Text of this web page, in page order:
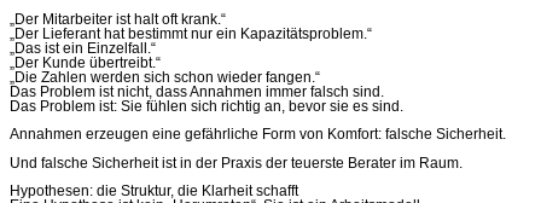
„Der Mitarbeiter ist halt oft krank.“
„Der Lieferant hat bestimmt nur ein Kapazitätsproblem.“
„Das ist ein Einzelfall.“
„Der Kunde übertreibt.“
„Die Zahlen werden sich schon wieder fangen.“
Das Problem ist nicht, dass Annahmen immer falsch sind.
Das Problem ist: Sie fühlen sich richtig an, bevor sie es sind.
Annahmen erzeugen eine gefährliche Form von Komfort: falsche Sicherheit.
Und falsche Sicherheit ist in der Praxis der teuerste Berater im Raum.
Hypothesen: die Struktur, die Klarheit schafft